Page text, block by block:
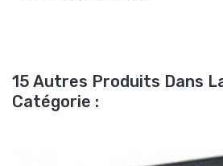
15 Autres Produits Dans
Catégorie :